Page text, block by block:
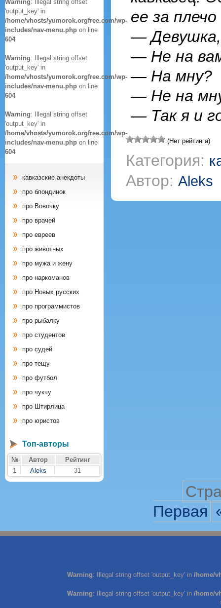
Warning: Illegal string offset
'output_key' in
/home/vhosts/yumorok.orgfree.com/wp-
includes/nav-menu.php on line
604
Warning: Illegal string offset
'output_key' in
/home/vhosts/yumorok.orgfree.com/wp-
includes/nav-menu.php on line
604
Warning: Illegal string offset
'output_key' in
/home/vhosts/yumorok.orgfree.com/wp-
includes/nav-menu.php on line
604
кавказские анекдоты
про блондинок
про Вовочку
про врачей
про евреев
про животных
про мужа и жену
про наркоманов
про Новых русских
про программистов
про рыбалку
про студентов
про судей
про тещу
про футбол
про чукчу
про Штирлица
про юристов
Топ-авторы
№ Автор
Рейтинг
1
Aleks 31
ее за
— Девушка,
— Не на
— На мну?
— Не на
— Так я и
(Нет рейтинга)
Категория:
Автор: Aleks
Первая
Warning: Illegal string offset 'output_key' in /home/
Warning: Illegal string offset 'output_key' in /home/